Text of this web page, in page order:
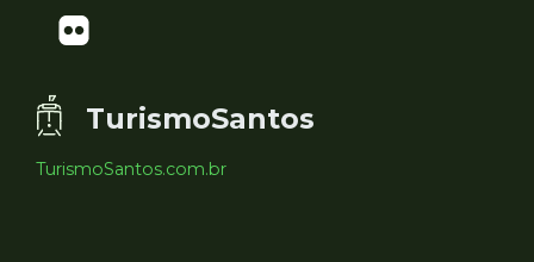
TurismoSantos
TurismoSantos.com.br